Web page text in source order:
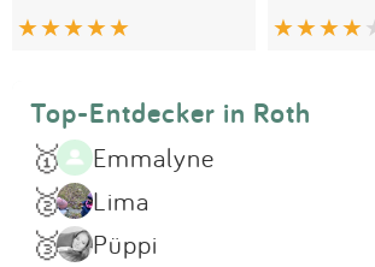
Top-Entdecker in Roth
🥇 Emmalyne
🥈 Lima
🥉 Püppi